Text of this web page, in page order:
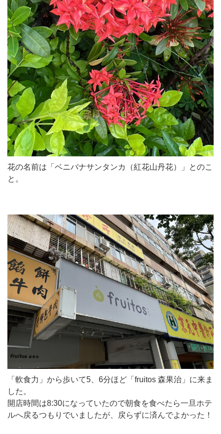
花の名前は「ベニバナサンタンカ（紅花山丹花）」とのこ
と。
「軟食力」から歩いて5、6分ほど「fruitos 森果治」に来ま
した。
開店時間は8:30になっていたので朝食を食べたら一旦ホテ
ルへ戻るつもりでいましたが、戻らずに済んでよかった！